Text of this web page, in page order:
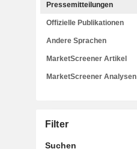
Pressemitteilungen
Offizielle Publikationen
Andere Sprachen
MarketScreener Artikel
MarketScreener Analysen
Filter
Suchen